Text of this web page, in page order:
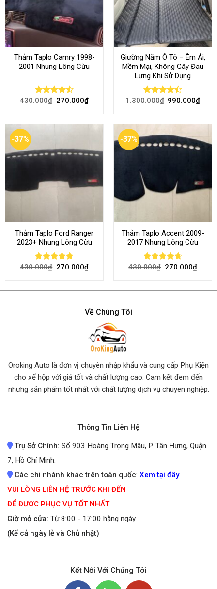
Thảm Taplo Camry 1998-
2001 Nhung Lông Cừu
Rated
430.000₫ 270.000₫
Giường Nằm Ô Tô – Êm Ái,
Mềm Mại, Không Gây Đau
Lưng Khi Sử Dụng
Rated
1.300.000₫ 990.000₫
-37%
Thảm Taplo Ford Ranger
2023+ Nhung Lông Cừu
Rated 4.80
430.000₫ 270.000₫
-37%
Thảm Taplo Accent 2009-
2017 Nhung Lông Cừu
Rated 4.64
430.000₫ 270.000₫
Về Chúng Tôi
Oroking Auto là đơn vị chuyên nhập khẩu và cung cấp Phụ Kiện
cho xế hộp với giá tốt và chất lượng cao. Cam kết đem đến
những sản phẩm tốt nhất với chất lượng dịch vụ chuyên nghiệp.
Thông Tin Liên Hệ
Trụ Sở Chính: Số 903 Hoàng Trọng Mậu, P. Tân Hưng, Quận
7, Hồ Chí Minh.
Các chi nhánh khác trên toàn quốc: Xem tại đây
VUI LÒNG LIÊN HỆ TRƯỚC KHI ĐẾN
ĐỂ ĐƯỢC PHỤC VỤ TỐT NHẤT
Giờ mở cửa: Từ 8:00 - 17:00 hằng ngày
(Kể cả ngày lễ và Chủ nhật)
Kết Nối Với Chúng Tôi